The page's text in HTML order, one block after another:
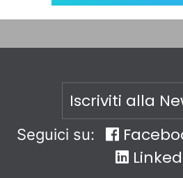
Iscriviti alla
Seguici su: